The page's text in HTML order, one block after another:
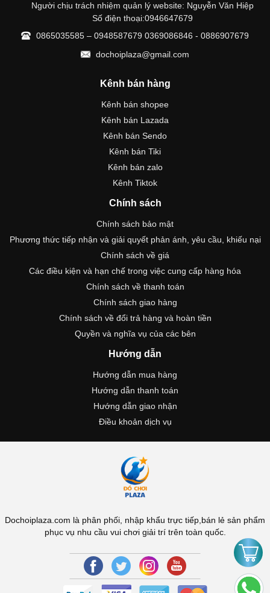
Người chịu trách nhiệm quản lý website: Nguyễn Văn Hiệp
Số điện thoại:0946647679
0865035585 – 0948587679 0369086846 - 0886907679
dochoiplaza@gmail.com
Kênh bán hàng
Kênh bán shopee
Kênh bán Lazada
Kênh bán Sendo
Kênh bán Tiki
Kênh bán zalo
Kênh Tiktok
Chính sách
Chính sách bảo mật
Phương thức tiếp nhận và giải quyết phản ánh, yêu cầu, khiếu nại
Chính sách về giá
Các điều kiện và hạn chế trong việc cung cấp hàng hóa
Chính sách về thanh toán
Chính sách giao hàng
Chính sách về đổi trả hàng và hoàn tiền
Quyền và nghĩa vụ của các bên
Hướng dẫn
Hướng dẫn mua hàng
Hướng dẫn thanh toán
Hướng dẫn giao nhận
Điều khoản dịch vụ
Dochoiplaza.com là phân phối, nhập khẩu trực tiếp,bán lẻ sản phẩm
phục vụ nhu cầu vui chơi giải trí trên toàn quốc.